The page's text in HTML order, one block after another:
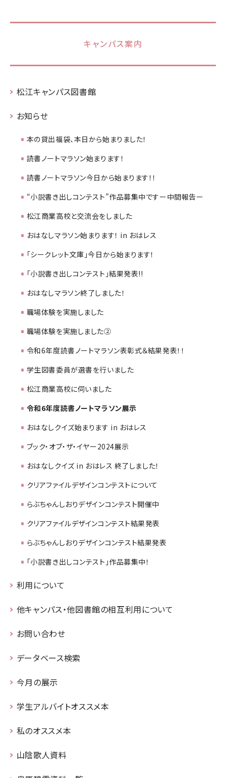
キャンパス案内
松江キャンパス図書館
お知らせ
本の貸出福袋、本日から始まりました！
読書ノートマラソン始まります！
読書ノートマラソン今日から始まります！！
“小説書き出しコンテスト”作品募集中ですー中間報告ー
松江商業高校と交流会をしました
おはなしマラソン始まります！ in おはレス
「シークレット文庫」今日から始まります！
「小説書き出しコンテスト」結果発表!!
おはなしマラソン終了しました！
職場体験を実施しました
職場体験を実施しました②
令和6年度読書ノートマラソン表彰式＆結果発表！！
学生図書委員が選書を行いました
松江商業高校に伺いました
令和6年度読書ノートマラソン展示
おはなしクイズ始まります in おはレス
ブック・オブ・ザ・イヤー2024展示
おはなしクイズ in おはレス 終了しました！
クリアファイルデザインコンテストについて
らぶちゃんしおりデザインコンテスト開催中
クリアファイルデザインコンテスト結果発表
らぶちゃんしおりデザインコンテスト結果発表
「小説書き出しコンテスト」作品募集中！
利用について
他キャンパス・他図書館の相互利用について
お問い合わせ
データベース検索
今月の展示
学生アルバイトオススメ本
私のオススメ本
山陰歌人資料